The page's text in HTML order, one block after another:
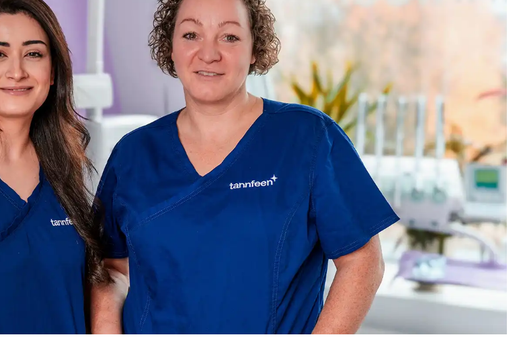
Skallfasetter